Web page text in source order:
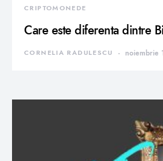
CRIPTOMONEDE
Care este diferenta dintre
CORNELIA RADULESCU noiembrie